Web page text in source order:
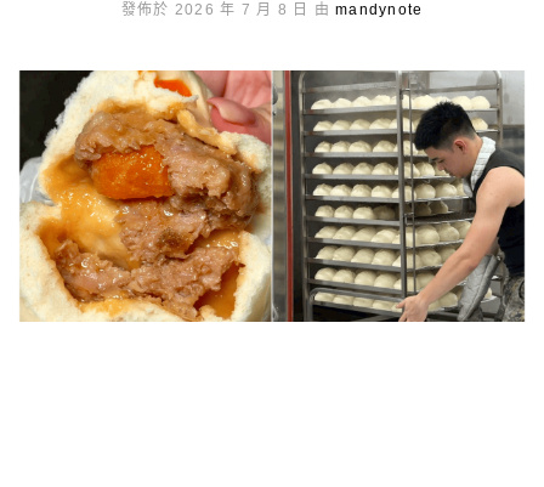
發佈於 2026 年 7 月 8 日 由 mandynote